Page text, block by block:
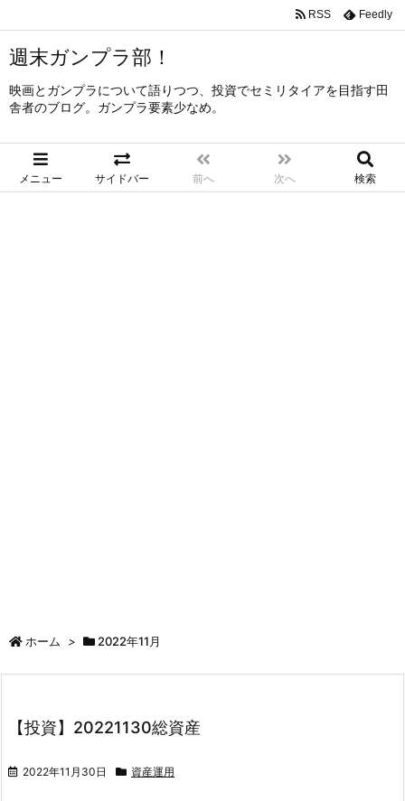
週末ガンプラ部！
映画とガンプラについて語りつつ、投資でセミリタイアを目指す田
舎者のブログ。ガンプラ要素少なめ。
メニュー サイドバー 前へ 次へ 検索
RSS Feedly
ホーム > 2022年11月
【投資】20221130総資産
2022年11月30日 資産運用